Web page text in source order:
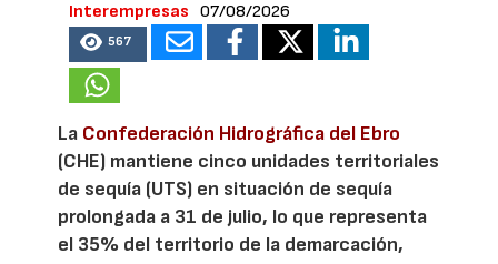
Interempresas
07/08/2026
567
La Confederación Hidrográfica del Ebro
(CHE) mantiene cinco unidades territoriales
de sequía (UTS) en situación de sequía
prolongada a 31 de julio, lo que representa
el 35% del territorio de la demarcación,